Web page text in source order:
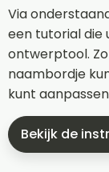
Via
een tutorial die
ontwerptool.
naambordje
kunt
Bekijk de